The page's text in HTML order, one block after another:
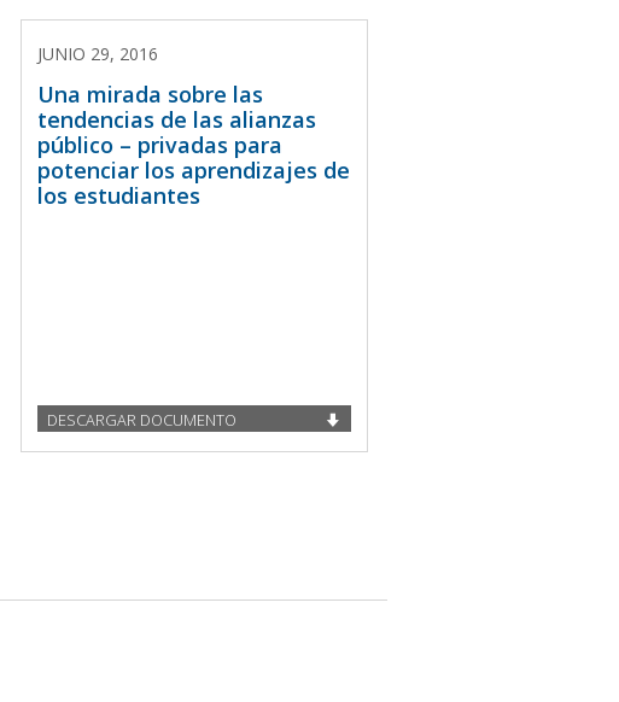
JUNIO 29, 2016
Una mirada sobre las
tendencias de las alianzas
público – privadas para
potenciar los aprendizajes de
los estudiantes
DESCARGAR DOCUMENTO